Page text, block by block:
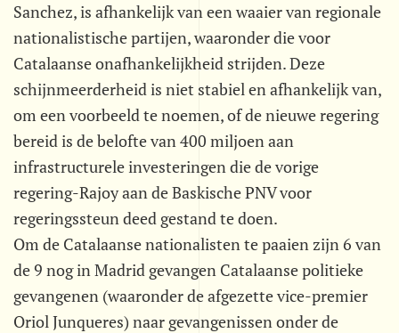
Sanchez, is afhankelijk van een waaier van regionale
nationalistische partijen, waaronder die voor
Catalaanse onafhankelijkheid strijden. Deze
schijnmeerderheid is niet stabiel en afhankelijk van,
om een voorbeeld te noemen, of de nieuwe regering
bereid is de belofte van 400 miljoen aan
infrastructurele investeringen die de vorige
regering-Rajoy aan de Baskische PNV voor
regeringssteun deed gestand te doen.
Om de Catalaanse nationalisten te paaien zijn 6 van
de 9 nog in Madrid gevangen Catalaanse politieke
gevangenen (waaronder de afgezette vice-premier
Oriol Junqueres) naar gevangenissen onder de